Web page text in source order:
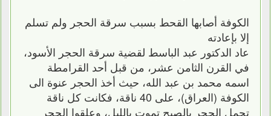
الكوفة أصابها القحط بسبب سرقة الحجر ولم تسلم
إلا بإعادته
عاد الدكتور عبد الباسط لقضية سرقة الحجر الأسود،
في القرن الثامن عشر، من قبل أحد القرامطة
اسمه محمد بن عبد الله، حيث أخذ الحجر عنوة الى
الكوفة (العراق)، على 40 ناقة، فكانت كل ناقة
تحمل الحجر بالصبح تموت بالليل، وعلقوا الحجر